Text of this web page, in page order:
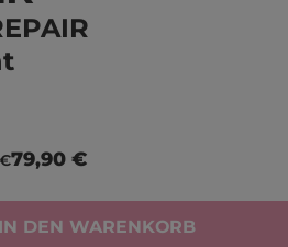
79,90 €
IN DEN WARENKORB